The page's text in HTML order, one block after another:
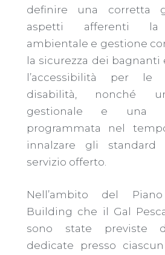
definire una corretta
aspetti afferenti la
ambientale e gestione
la sicurezza dei bagnanti
l’accessibilità per le
disabilità, nonché
gestionale e una
programmata nel
innalzare gli standard
servizio offerto.
Nell’ambito del
Building che il Gal
sono state previste
dedicate presso